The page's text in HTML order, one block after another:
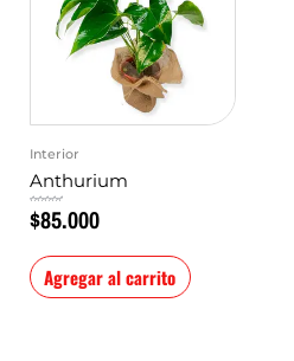
Interior
Anthurium
en
0
de
$85.000
Agregar al carrito